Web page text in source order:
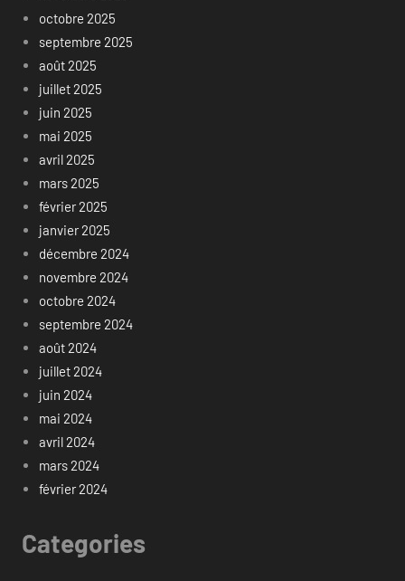
octobre 2025
septembre 2025
août 2025
juillet 2025
juin 2025
mai 2025
avril 2025
mars 2025
février 2025
janvier 2025
décembre 2024
novembre 2024
octobre 2024
septembre 2024
août 2024
juillet 2024
juin 2024
mai 2024
avril 2024
mars 2024
février 2024
Categories